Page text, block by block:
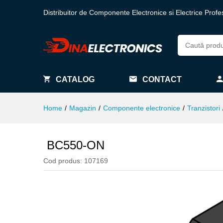
Distribuitor de Componente Electronice si Electrice
CATALOG CONTACT
Home / Magazin / Componente electronice / Tranzistori
BC550-ON
Cod produs: 107169